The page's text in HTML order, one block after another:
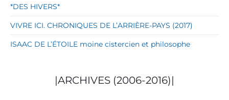
*DES HIVERS*
VIVRE ICI. CHRONIQUES DE L’ARRIÈRE-PAYS (2017)
ISAAC DE L’ÉTOILE moine cistercien et philosophe
|ARCHIVES (2006-2016)|